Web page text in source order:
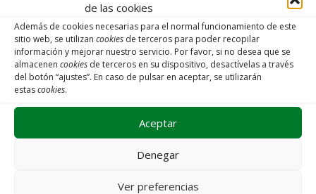
de las cookies
Además de cookies necesarias para el normal funcionamiento de este
sitio web, se utilizan cookies de terceros para poder recopilar
información y mejorar nuestro servicio. Por favor, si no desea que se
almacenen cookies de terceros en su dispositivo, desactívelas a través
del botón “ajustes”. En caso de pulsar en aceptar, se utilizarán
estascookies.
Aceptar
Denegar
Ver preferencias
Buscar:
Archivos
© 2026 Decoraciones Campos• Creado con